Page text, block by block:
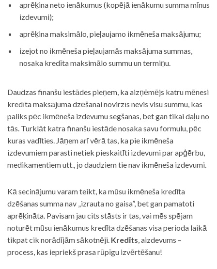
aprēķina neto ienākumus (kopējā ienākumu summa mīnus
izdevumi);
aprēķina maksimālo, pieļaujamo ikmēneša maksājumu;
izejot no ikmēneša pieļaujamās maksājuma summas,
nosaka kredīta maksimālo summu un termiņu.
Daudzas finanšu iestādes pieņem, ka aizņēmējs katru mēnesi
kredīta maksājuma dzēšanai novirzīs nevis visu summu, kas
paliks pēc ikmēneša izdevumu segšanas, bet gan tikai daļu no
tās. Turklāt katra finanšu iestāde nosaka savu formulu, pēc
kuras vadīties. Jāņem arī vērā tas, ka pie ikmēneša
izdevumiem parasti netiek pieskaitīti izdevumi par apģērbu,
medikamentiem utt., jo daudziem tie nav ikmēneša izdevumi.
Kā secinājumu varam teikt, ka mūsu ikmēneša kredīta
dzēšanas summa nav „izrauta no gaisa”, bet gan pamatoti
aprēķināta. Pavisam jau cits stāsts ir tas, vai mēs spējam
noturēt mūsu ienākumus kredīta dzēšanas visa perioda laikā
tikpat cik norādījām sākotnēji. Kredīts, aizdevums –
process, kas iepriekš prasa rūpīgu izvērtēšanu!